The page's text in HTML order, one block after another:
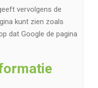
vervolgens de
kunt zien zoals
dat Google de pagina